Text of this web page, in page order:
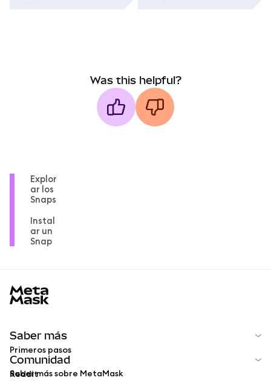
Was this helpful?
Explor
ar los
Snaps
Instal
ar un
Snap
Saber más
Primeros pasos
Saber más sobre MetaMask
Comunidad
Reddit